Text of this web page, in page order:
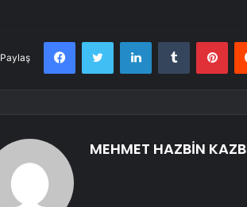
Paylaş
FacebookTwitter LinkedInTumblr
MEHMET HAZBİN